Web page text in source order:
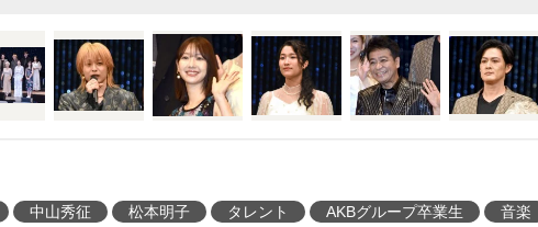
中山秀征 松本明子 タレント AKBグループ卒業生 音楽